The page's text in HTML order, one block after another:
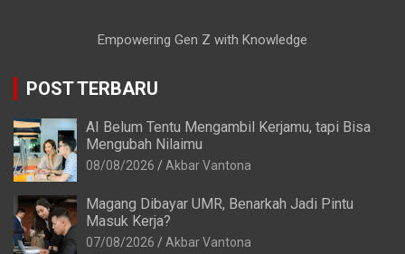
Empowering Gen Z with Knowledge
POST TERBARU
AI Belum Tentu Mengambil Kerjamu, tapi Bisa
Mengubah Nilaimu
08/08/2026 Akbar Vantona
Magang Dibayar UMR, Benarkah Jadi Pintu
Masuk Kerja?
07/08/2026 Akbar Vantona